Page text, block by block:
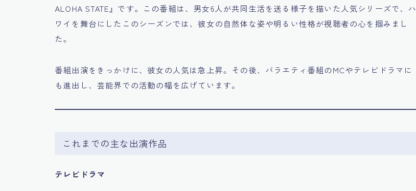
ALOHA STATE』です。この番組は、男女6人が共同生活を送る様子を描いた人気シリーズで、ハ
ワイを舞台にしたこのシーズンでは、彼女の自然体な姿や明るい性格が視聴者の心を掴みまし
た。
番組出演をきっかけに、彼女の人気は急上昇。その後、バラエティ番組のMCやテレビドラマに
も進出し、芸能界での活動の幅を広げています。
これまでの主な出演作品
テレビドラマ